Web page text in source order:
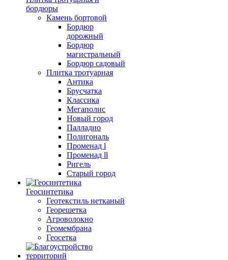
бордюры
Камень бортовой
Бордюр
дорожный
Бордюр
магистральный
Бордюр садовый
Плитка тротуарная
Антика
Брусчатка
Классика
Мегаполис
Новый город
Палладио
Полигональ
Променад l
Променад ll
Ригель
Старый город
Геосинтетика
Геотекстиль нетканый
Георешетка
Агроволокно
Геомембрана
Геосетка